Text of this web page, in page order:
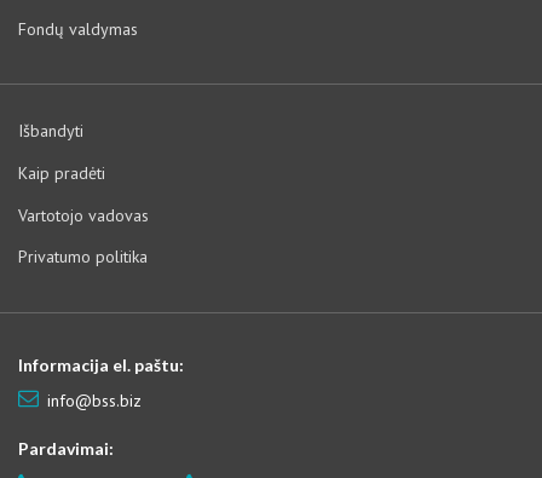
Fondų valdymas
Išbandyti
Kaip pradėti
Vartotojo vadovas
Privatumo politika
Informacija el. paštu:
info@bss.biz
Pardavimai: